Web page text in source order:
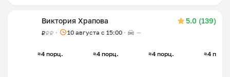
Виктория Храпова 5.0 (139)
₽₽₽ 10 августа с 15:00 —
≈4 порц. ≈4 порц. ≈4 порц. ≈4 порц.